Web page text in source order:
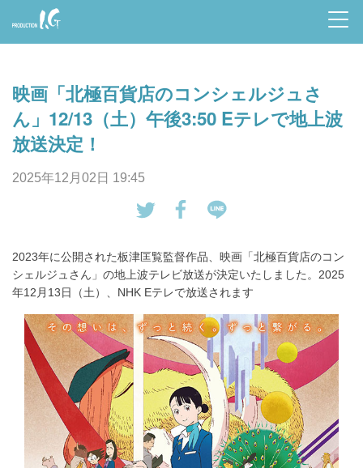
Prod
n I.G
映画「北極百貨店のコンシェルジュさ
ん」12/13（土）午後3:50 Eテレで地上波
放送決定！
2025年12月02日 19:45
す
る
ce
bo
ok
シ
ェ
ア
す
る
NE
で
送
2023年に公開された板津匡覧監督作品、映画「北極百貨店のコン
シェルジュさん」の地上波テレビ放送が決定いたしました。2025
年12月13日（土）、NHK Eテレで放送されます